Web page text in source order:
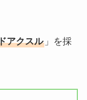
アクスル」を採